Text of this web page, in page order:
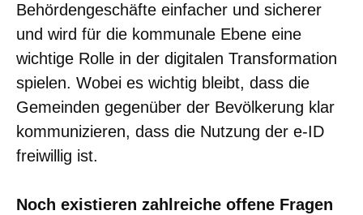
Behördengeschäfte einfacher und sicherer
und wird für die kommunale Ebene eine
wichtige Rolle in der digitalen Transformation
spielen. Wobei es wichtig bleibt, dass die
Gemeinden gegenüber der Bevölkerung klar
kommunizieren, dass die Nutzung der e-ID
freiwillig ist.
Noch existieren zahlreiche offene Fragen